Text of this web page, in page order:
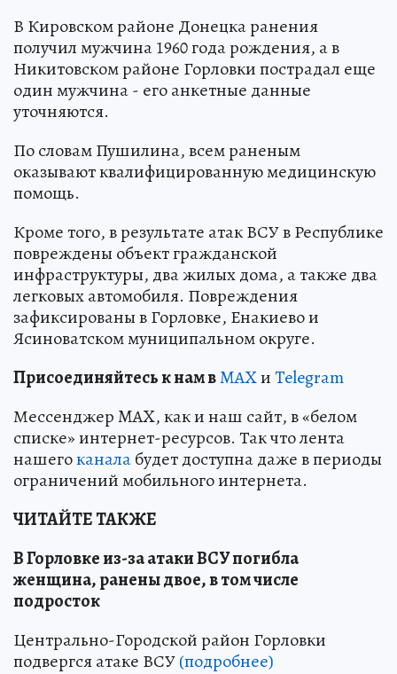
В Кировском районе Донецка ранения
получил мужчина 1960 года рождения, а в
Никитовском районе Горловки пострадал еще
один мужчина - его анкетные данные
уточняются.
По словам Пушилина, всем раненым
оказывают квалифицированную медицинскую
помощь.
Кроме того, в результате атак ВСУ в Республике
повреждены объект гражданской
инфраструктуры, два жилых дома, а также два
легковых автомобиля. Повреждения
зафиксированы в Горловке, Енакиево и
Ясиноватском муниципальном округе.
Присоединяйтесь к нам вMAXиTelegram
Мессенджер MAX, как и наш сайт, в «белом
списке» интернет-ресурсов. Так что лента
нашегоканалабудет доступна даже в периоды
ограничений мобильного интернета.
ЧИТАЙТЕ ТАКЖЕ
В Горловке из-за атаки ВСУ погибла
женщина, ранены двое, в том числе
подросток
Центрально-Городской район Горловки
подвергся атаке ВСУ(подробнее)